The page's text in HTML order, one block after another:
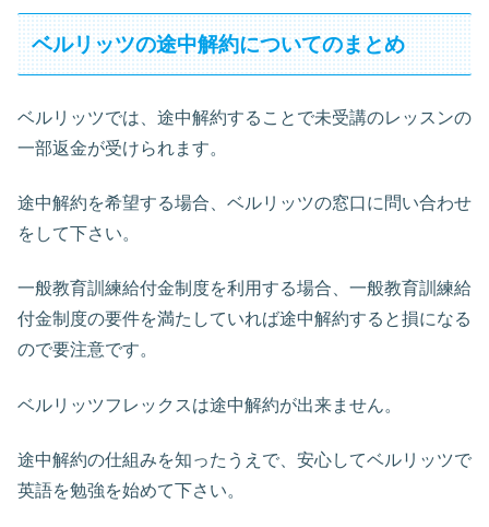
ベルリッツの途中解約についてのまとめ
ベルリッツでは、途中解約することで未受講のレッスンの
一部返金が受けられます。
途中解約を希望する場合、ベルリッツの窓口に問い合わせ
をして下さい。
一般教育訓練給付金制度を利用する場合、一般教育訓練給
付金制度の要件を満たしていれば途中解約すると損になる
ので要注意です。
ベルリッツフレックスは途中解約が出来ません。
途中解約の仕組みを知ったうえで、安心してベルリッツで
英語を勉強を始めて下さい。